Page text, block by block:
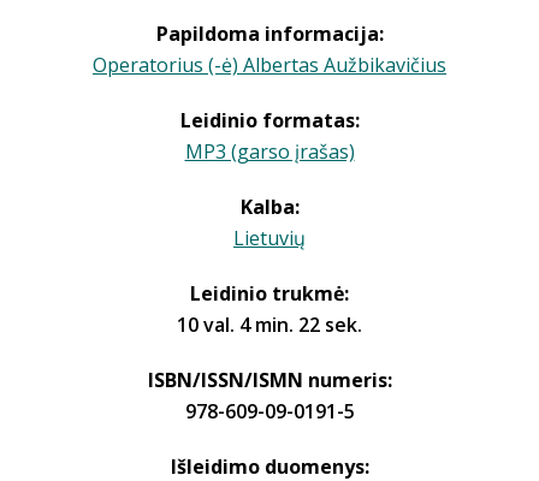
Papildoma informacija:
Operatorius (-ė) Albertas Aužbikavičius
Leidinio formatas:
MP3 (garso įrašas)
Kalba:
Lietuvių
Leidinio trukmė:
10 val. 4 min. 22 sek.
ISBN/ISSN/ISMN numeris:
978-609-09-0191-5
Išleidimo duomenys: